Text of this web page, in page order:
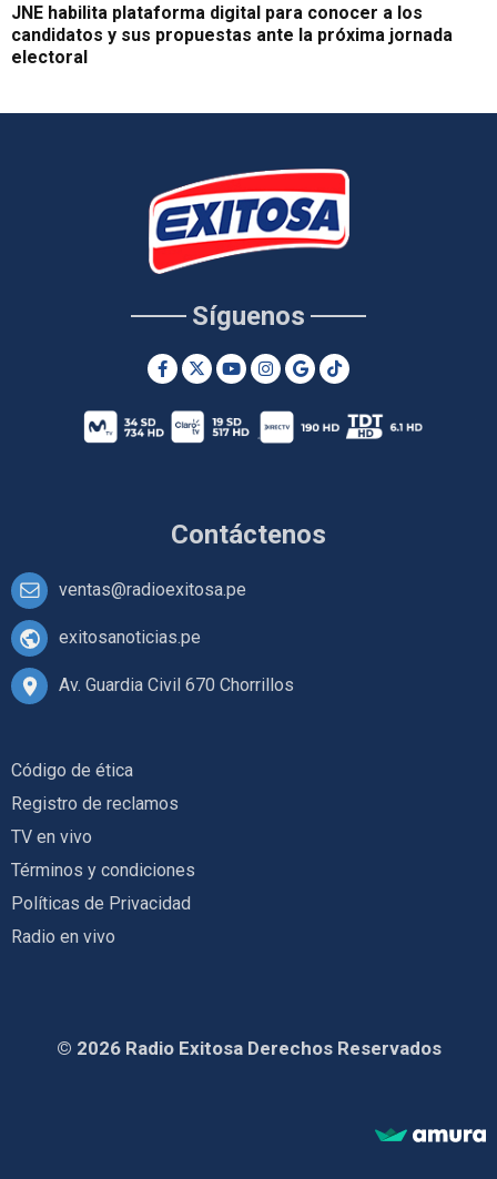
JNE habilita plataforma digital para conocer a los
candidatos y sus propuestas ante la próxima jornada
electoral
Contáctenos
ventas@radioexitosa.pe
exitosanoticias.pe
Av. Guardia Civil 670 Chorrillos
Síguenos
Código de ética
Registro de reclamos
TV en vivo
Términos y condiciones
Políticas de Privacidad
Radio en vivo
© 2026 Radio Exitosa Derechos Reservados